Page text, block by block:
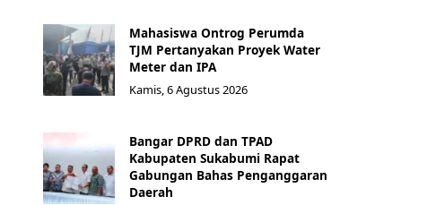
Mahasiswa Ontrog Perumda
TJM Pertanyakan Proyek Water
Meter dan IPA
Kamis, 6 Agustus 2026
Bangar DPRD dan TPAD
Kabupaten Sukabumi Rapat
Gabungan Bahas Penganggaran
Daerah